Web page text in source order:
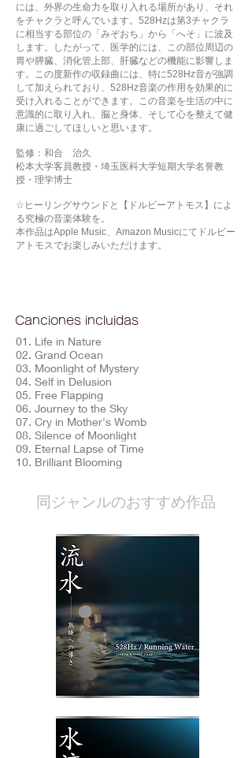
には、外界の生命力を取り入れる場所があり、それ
をチャクラと呼んでいます。528Hzは第3チャクラ
に相当する部位の「みぞおち」から「へそ」に波及
します。したがって、医学的には、この部位周辺の
胃や膵臓、消化管上部、肝臓などの機能に影響しま
す。この度新作の収録曲には、特に528Hz音が強調
して加えられており、528Hz音楽の作用を効果的に
受け入れることができます。この音楽を生活の中に
意識的に取り入れ、脳と身体、そして心を整えて健
康に過ごしてほしいと思います。
監修：和合 治久
松本大学客員教授・埼玉医科大学短期大学名誉教
授・理学博士
☆ヒーリングサウンドと【ドルビーアトモス】によ
る究極の音楽体験を。
本作品はApple Music、Amazon Musicにてドルビー
アトモスでお楽しみいただけます。
Canciones incluidas
01. Life in Nature
02. Grand Ocean
03. Moonlight of Mystery
04. Self in Delusion
05. Free Flapping
06. Journey to the Sky
07. Cry in Mother's Womb
08. Silence of Moonlight
09. Eternal Lapse of Time
10. Brilliant Blooming
​同ジャンルのおすすめ作品